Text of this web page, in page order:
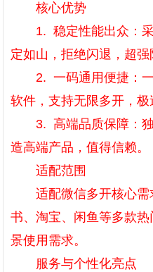
核心优势
1. 稳定性能出众：采
定如山，拒绝闪退，超强
2. 一码通用便捷：一
软件，支持无限多开，极
3. 高端品质保障：独
造高端产品，值得信赖。
适配范围
适配微信多开核心需
书、淘宝、闲鱼等多款
景使用需求。
服务与个性化亮点